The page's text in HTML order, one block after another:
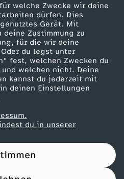
welche Zwecke wir deine
dürfen. Dies
Gerät. Mit
Zustimmung zu
für die wir deine
du legst unter
fest, welchen Zwecken du
welchen nicht. Deine
kannst du jederzeit mit
deinen Einstellungen
du in unserer